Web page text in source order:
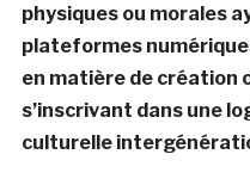
physiques ou morales
plateformes
en matière de création
s’inscrivant dans une
culturelle